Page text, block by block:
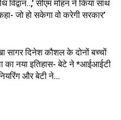
विद्वान..,’ सीएम मोहन ने किया साथ
जो हो सकेगा वो करेगी सरकार’
सागर दिनेश कौशल के दोनों बच्चों
का नया इतिहास- बेटे ने *आईआईटी
और बेटी ने...